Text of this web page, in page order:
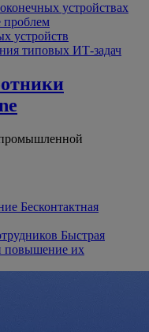
устройствах
проблем
устройств
типовых ИТ-задач
Бесконтактная
Быстрая
повышение их